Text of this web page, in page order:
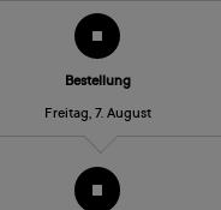
Bestellung
Freitag, 7. August